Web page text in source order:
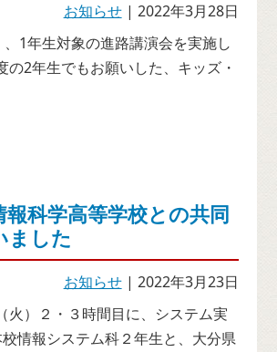
お知らせ| 2022年3月28日
1年生対象の進路講演会を実施し
の2年生でもお願いした、キッズ・
報科学高等学校との共同
ました
お知らせ| 2022年3月23日
火）２・３時間目に、システム実
情報システム科２年生と、大分県